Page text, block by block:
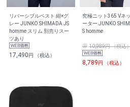
リバーシブルベスト 紺×グ
レー JUNKO SHIMADA JS
homme スリム 別売りスー
ツあり
17,490円 （税込）
究極ニット365 Vネ
ーター JUNKO
S homme
10,989円 （税込
8,789円 （税込）